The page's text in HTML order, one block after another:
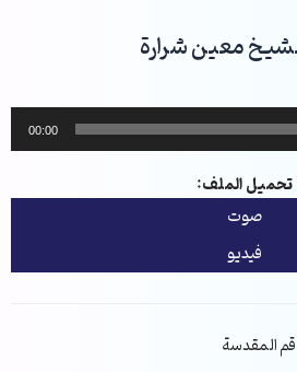
00:00
تحميل الملف:
صوت
فيديو
قم المقدسة